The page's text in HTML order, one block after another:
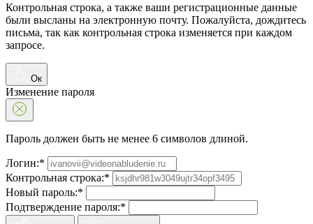
Контрольная строка, а также ваши регистрационные данные
были высланы на электронную почту. Пожалуйста, дождитесь
письма, так как контрольная строка изменяется при каждом
запросе.
Ок
Изменение пароля
Пароль должен быть не менее 6 символов длиной.
Логин:*
Контрольная строка:*
Новый пароль:*
Подтверждение пароля:*